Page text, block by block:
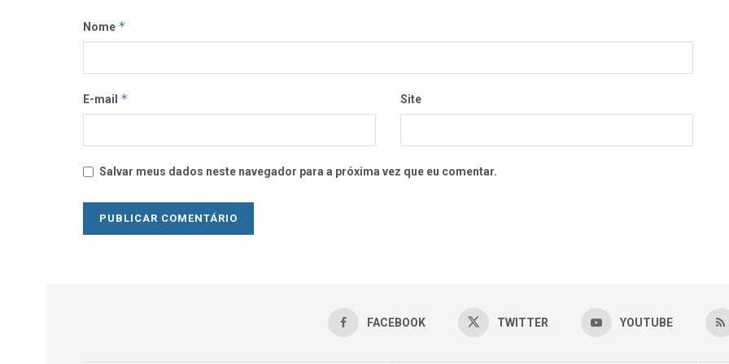
Nome *
E-mail * Site
Salvar meus dados neste navegador para a próxima vez que eu comentar.
FACEBOOK TWITTER YOUTUBE